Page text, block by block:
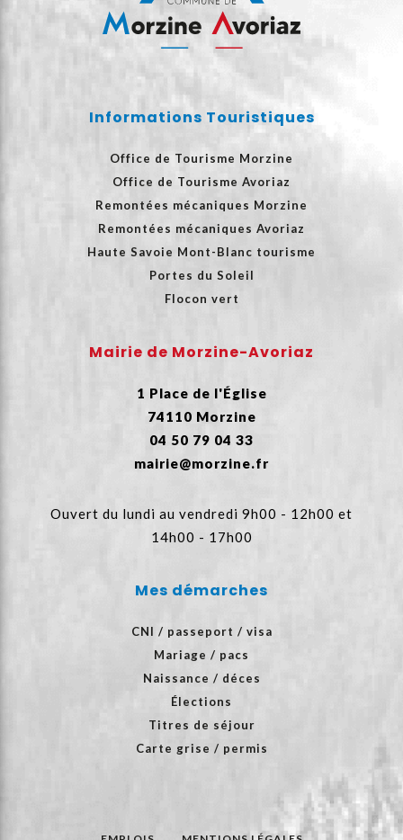
Informations Touristiques
Office de Tourisme Morzine
Office de Tourisme Avoriaz
Remontées mécaniques Morzine
Remontées mécaniques Avoriaz
Haute Savoie Mont-Blanc tourisme
Portes du Soleil
Flocon vert
Mairie de Morzine-Avoriaz
1 Place de l'Église
74110 Morzine
04 50 79 04 33
mairie@morzine.fr
Ouvert du lundi au vendredi 9h00 - 12h00 et
14h00 - 17h00
Mes démarches
CNI / passeport / visa
Mariage / pacs
Naissance / déces
Élections
Titres de séjour
Carte grise / permis